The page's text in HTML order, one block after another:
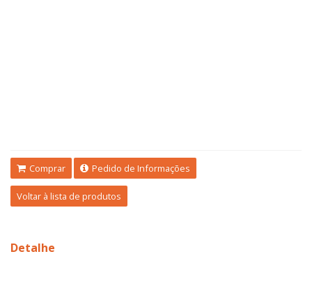
Comprar Pedido de Informações
Voltar à lista de produtos
Detalhe